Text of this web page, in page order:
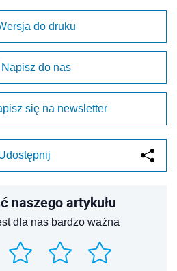
do druku
Napisz do nas
się na newsletter
naszego artykułu
dla nas bardzo ważna